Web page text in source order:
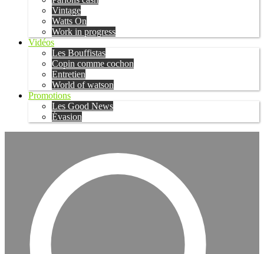
Vintage
Watts On
Work in progress
Vidéos
Les Bouffistas
Copin comme cochon
Entretien
World of watson
Promotions
Les Good News
Évasion